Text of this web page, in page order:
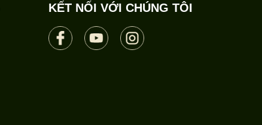
KẾT NỐI VỚI CHÚNG TÔI